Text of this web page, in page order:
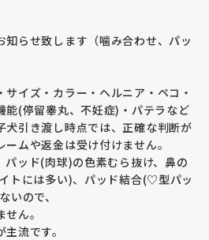
らせ致します（噛み合わせ、パッ
イズ・カラー・ヘルニア・ペコ・
能(停留睾丸、不妊症)・パテラなど
犬引き渡し時点では、正確な判断が
ムや返金は受け付けません。
パッド(肉球)の色素むら抜け、鼻の
トには多い)、パッド結合(♡型パッ
いので、
ん。
流です。